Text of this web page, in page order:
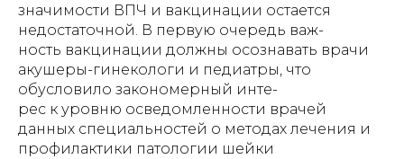
значимости ВПЧ и вакцинации остается
недостаточной. В первую очередь важ-
ность вакцинации должны осознавать врачи
акушеры-гинекологи и педиатры, что
обусловило закономерный инте-
рес к уровню осведомленности врачей
данных специальностей о методах лечения и
профилактики патологии шейки